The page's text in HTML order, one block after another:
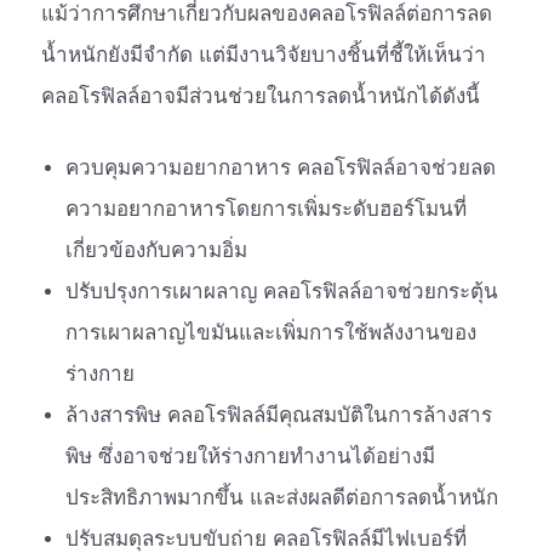
แม้ว่าการศึกษาเกี่ยวกับผลของคลอโรฟิลล์ต่อการลด
น้ำหนักยังมีจำกัด แต่มีงานวิจัยบางชิ้นที่ชี้ให้เห็นว่า
คลอโรฟิลล์อาจมีส่วนช่วยในการลดน้ำหนักได้ดังนี้
ควบคุมความอยากอาหาร คลอโรฟิลล์อาจช่วยลด
ความอยากอาหารโดยการเพิ่มระดับฮอร์โมนที่
เกี่ยวข้องกับความอิ่ม
ปรับปรุงการเผาผลาญ คลอโรฟิลล์อาจช่วยกระตุ้น
การเผาผลาญไขมันและเพิ่มการใช้พลังงานของ
ร่างกาย
ล้างสารพิษ คลอโรฟิลล์มีคุณสมบัติในการล้างสาร
พิษ ซึ่งอาจช่วยให้ร่างกายทำงานได้อย่างมี
ประสิทธิภาพมากขึ้น และส่งผลดีต่อการลดน้ำหนัก
ปรับสมดุลระบบขับถ่าย คลอโรฟิลล์มีไฟเบอร์ที่